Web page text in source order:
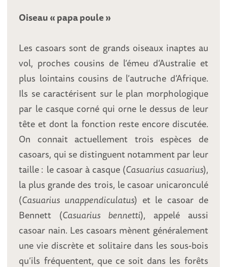
Oiseau « papa poule »
Les casoars sont de grands oiseaux inaptes au
vol, proches cousins de l’émeu d’Australie et
plus lointains cousins de l’autruche d’Afrique.
Ils se caractérisent sur le plan morphologique
par le casque corné qui orne le dessus de leur
tête et dont la fonction reste encore discutée.
On connait actuellement trois espèces de
casoars, qui se distinguent notamment par leur
taille : le casoar à casque (Casuarius casuarius),
la plus grande des trois, le casoar unicaronculé
(Casuarius unappendiculatus) et le casoar de
Bennett (Casuarius bennetti), appelé aussi
casoar nain. Les casoars mènent généralement
une vie discrète et solitaire dans les sous-bois
qu’ils fréquentent, que ce soit dans les forêts